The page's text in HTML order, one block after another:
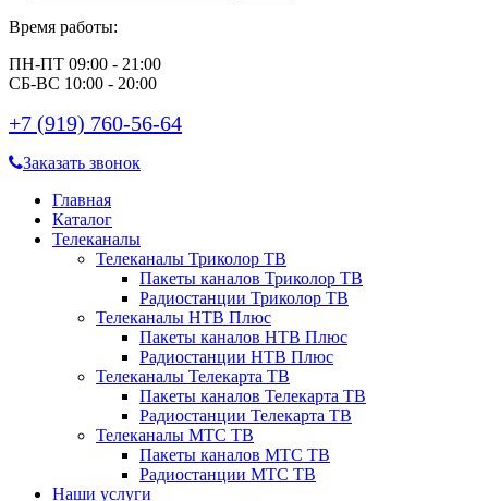
Время работы:
ПН-ПТ 09:00 - 21:00
СБ-ВС 10:00 - 20:00
+7 (919) 760-56-64
Заказать звонок
Главная
Каталог
Телеканалы
Телеканалы Триколор ТВ
Пакеты каналов Триколор ТВ
Радиостанции Триколор ТВ
Телеканалы НТВ Плюс
Пакеты каналов НТВ Плюс
Радиостанции НТВ Плюс
Телеканалы Телекарта ТВ
Пакеты каналов Телекарта ТВ
Радиостанции Телекарта ТВ
Телеканалы МТС ТВ
Пакеты каналов МТС ТВ
Радиостанции МТС ТВ
Наши услуги